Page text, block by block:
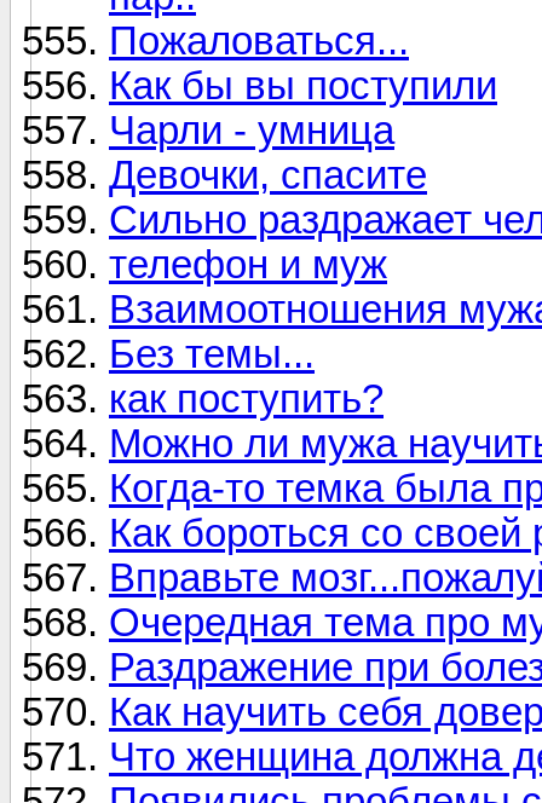
Пожаловаться...
Как бы вы поступили
Чарли - умница
Девочки, спасите
Сильно раздражает
телефон и муж
Взаимоотношения
Без темы...
как поступить?
Можно ли мужа
Когда-то темка была
Как бороться со своей
Вправьте
Очередная тема про
Раздражение при
Как научить себя
Что женщина должна